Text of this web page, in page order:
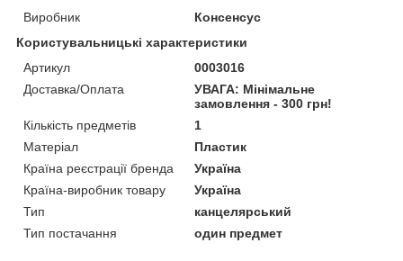
Виробник
Консенсус
Користувальницькі характеристики
Артикул
0003016
Доставка/Оплата
УВАГА: Мінімальне
замовлення - 300 грн!
Кількість предметів
1
Матеріал
Пластик
Країна реєстрації бренда
Україна
Країна-виробник товару
Україна
Тип
канцелярський
Тип постачання
один предмет